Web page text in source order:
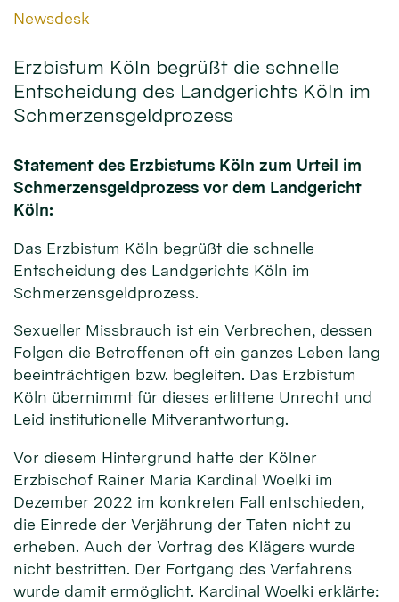
Von:
Newsdesk
Erzbistum Köln begrüßt die schnelle
Entscheidung des Landgerichts Köln im
Schmerzensgeldprozess
Statement des Erzbistums Köln zum Urteil im
Schmerzensgeldprozess vor dem Landgericht
Köln:
Das Erzbistum Köln begrüßt die schnelle
Entscheidung des Landgerichts Köln im
Schmerzensgeldprozess.
Sexueller Missbrauch ist ein Verbrechen, dessen
Folgen die Betroffenen oft ein ganzes Leben lang
beeinträchtigen bzw. begleiten. Das Erzbistum
Köln übernimmt für dieses erlittene Unrecht und
Leid institutionelle Mitverantwortung.
Vor diesem Hintergrund hatte der Kölner
Erzbischof Rainer Maria Kardinal Woelki im
Dezember 2022 im konkreten Fall entschieden,
die Einrede der Verjährung der Taten nicht zu
erheben. Auch der Vortrag des Klägers wurde
nicht bestritten. Der Fortgang des Verfahrens
wurde damit ermöglicht. Kardinal Woelki erklärte: